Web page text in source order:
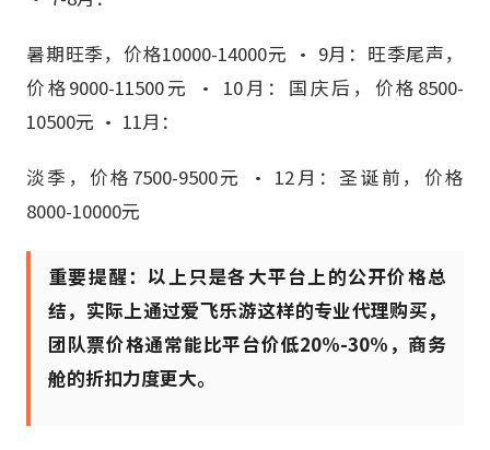
暑期旺季，价格10000-14000元 • 9月：旺季尾声，
价格9000-11500元 • 10月：国庆后，价格8500-
10500元 • 11月：
淡季，价格7500-9500元 • 12月：圣诞前，价格
8000-10000元
重要提醒：以上只是各大平台上的公开价格总
结，实际上通过爱飞乐游这样的专业代理购买，
团队票价格通常能比平台价低20%-30%，商务
舱的折扣力度更大。